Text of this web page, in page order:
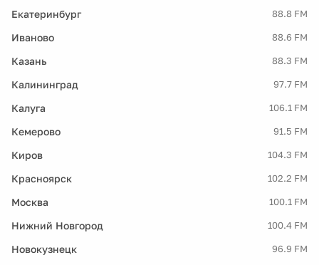
Екатеринбург 88.8 FM
Иваново 88.6 FM
Казань 88.3 FM
Калининград 97.7 FM
Калуга 106.1 FM
Кемерово 91.5 FM
Киров 104.3 FM
Красноярск 102.2 FM
Москва 100.1 FM
Нижний Новгород 100.4 FM
Новокузнецк 96.9 FM